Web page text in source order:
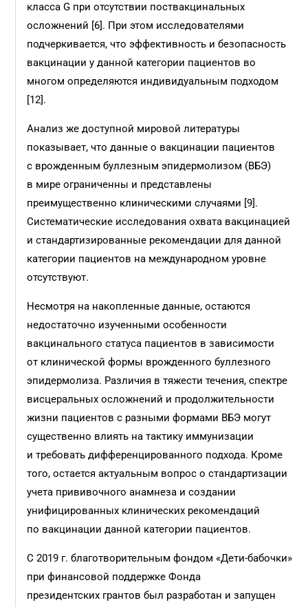
класса G при отсутствии поствакцинальных
осложнений [6]. При этом исследователями
подчеркивается, что эффективность и безопасность
вакцинации у данной категории пациентов во
многом определяются индивидуальным подходом
[12].
Анализ же доступной мировой литературы
показывает, что данные о вакцинации пациентов
с врожденным буллезным эпидермолизом (ВБЭ)
в мире ограниченны и представлены
преимущественно клиническими случаями [9].
Систематические исследования охвата вакцинацией
и стандартизированные рекомендации для данной
категории пациентов на международном уровне
отсутствуют.
Несмотря на накопленные данные, остаются
недостаточно изученными особенности
вакцинального статуса пациентов в зависимости
от клинической формы врожденного буллезного
эпидермолиза. Различия в тяжести течения, спектре
висцеральных осложнений и продолжительности
жизни пациентов с разными формами ВБЭ могут
существенно влиять на тактику иммунизации
и требовать дифференцированного подхода. Кроме
того, остается актуальным вопрос о стандартизации
учета прививочного анамнеза и создании
унифицированных клинических рекомендаций
по вакцинации данной категории пациентов.
С 2019 г. благотворительным фондом «Дети-бабочки»
при финансовой поддержке Фонда
президентских грантов был разработан и запущен